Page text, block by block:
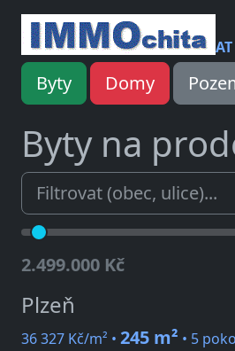
AT
Byty Domy
Byty na
2.499.000 Kč
Plzeň
36 327 Kč/m² • 245 m² • 5